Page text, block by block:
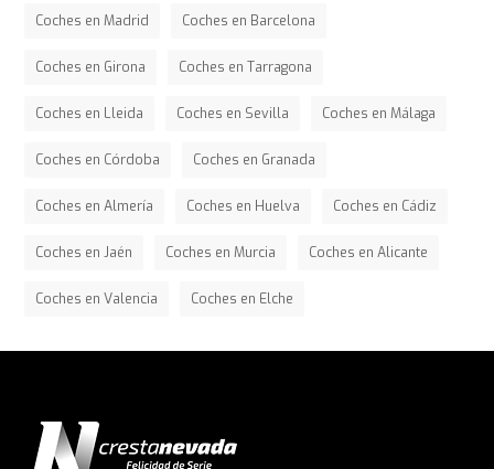
Coches en Madrid Coches en Barcelona
Coches en Girona Coches en Tarragona
Coches en Lleida Coches en Sevilla Coches en Málaga
Coches en Córdoba Coches en Granada
Coches en Almería Coches en Huelva Coches en Cádiz
Coches en Jaén Coches en Murcia Coches en Alicante
Coches en Valencia Coches en Elche